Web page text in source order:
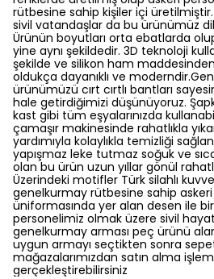
rütbesine sahip kişiler içi
sivil vatandaşlar da bu ürünümüz
Ürünün boyutları orta ebatlarda
yine aynı şekildedir. 3D teknoloji
şekilde ve silikon ham
oldukça dayanıklı ve moderndir.
ürünümüzü cırt cırtlı bantları
hale getirdiğimizi düşünüyoruz.
kast gibi tüm eşyalarınızda
çamaşır makinesinde rahatlıkla
yardımıyla kolaylıkla temizliği
yapışmaz leke tutmaz soğuk ve
olan bu ürün uzun yıllar gönül
Üzerindeki motifler Türk silahlı
genelkurmay rütbesine sahip
üniformasında yer alan desen ile
personelimiz olmak üzere sivil
genelkurmay arması peç ürünü
uygun armayı seçtikten sonra
mağazalarımızdan satın alma
gerçekleştirebilirsiniz